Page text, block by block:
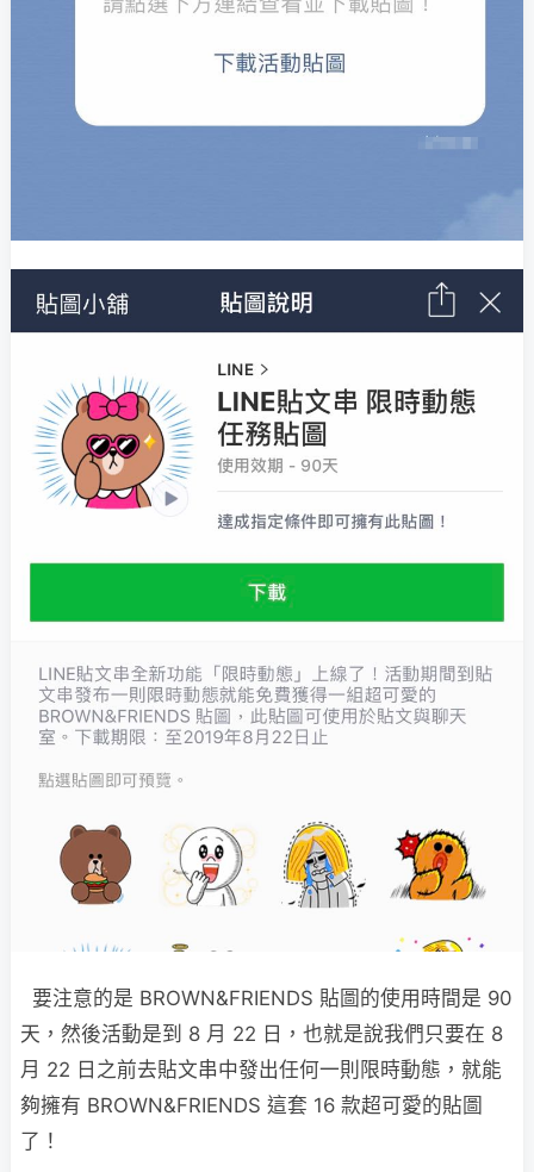
要注意的是 BROWN&FRIENDS 貼圖的使用時間是 90
天，然後活動是到 8 月 22 日，也就是說我們只要在 8
月 22 日之前去貼文串中發出任何一則限時動態，就能
夠擁有 BROWN&FRIENDS 這套 16 款超可愛的貼圖
了！